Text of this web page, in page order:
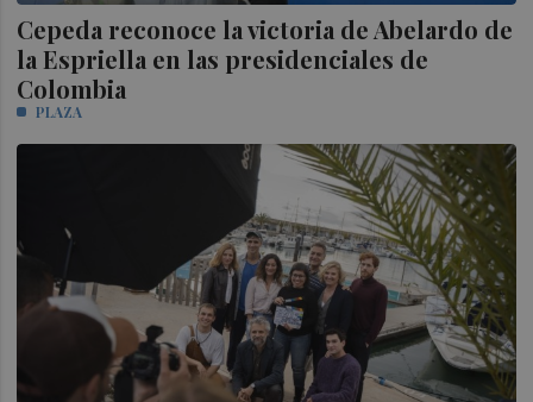
Cepeda reconoce la victoria de Abelardo de
la Espriella en las presidenciales de
Colombia
PLAZA